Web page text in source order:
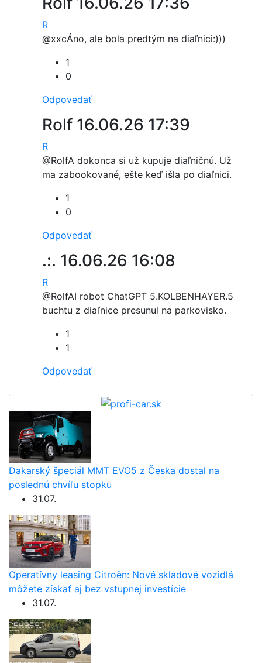
R
@xxcÁno, ale bola predtým na diaľnici:)))
1
0
Odpovedať
Rolf 16.06.26 17:39
R
@RolfA dokonca si už kupuje diaľničnú. Už
ma zabookované, ešte keď išla po diaľnici.
1
0
Odpovedať
.:. 16.06.26 16:08
R
@RolfAI robot ChatGPT 5.KOLBENHAYER.5
buchtu z diaľnice presunul na parkovisko.
1
1
Odpovedať
Dakarský špeciál MMT EVO5 z Česka dostal na
poslednú chvíľu stopku
31.07.
Operatívny leasing Citroën: Nové skladové vozidlá
môžete získať aj bez vstupnej investície
31.07.